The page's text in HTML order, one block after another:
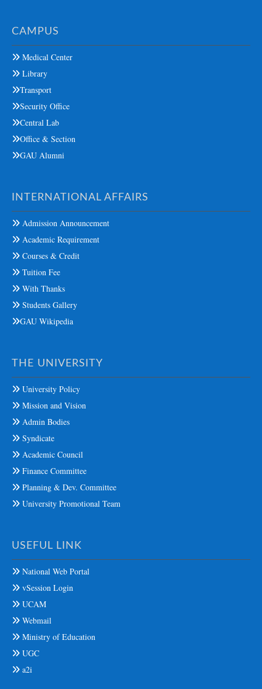
CAMPUS
Medical Center
Library
Transport
Security Office
Central Lab
Office & Section
GAU Alumni
INTERNATIONAL AFFAIRS
Admission Announcement
Academic Requirement
Courses & Credit
Tuition Fee
With Thanks
Students Gallery
GAU Wikipedia
THE UNIVERSITY
University Policy
Mission and Vision
Admin Bodies
Syndicate
Academic Council
Finance Committee
Planning & Dev. Committee
University Promotional Team
USEFUL LINK
National Web Portal
vSession Login
UCAM
Webmail
Ministry of Education
UGC
a2i